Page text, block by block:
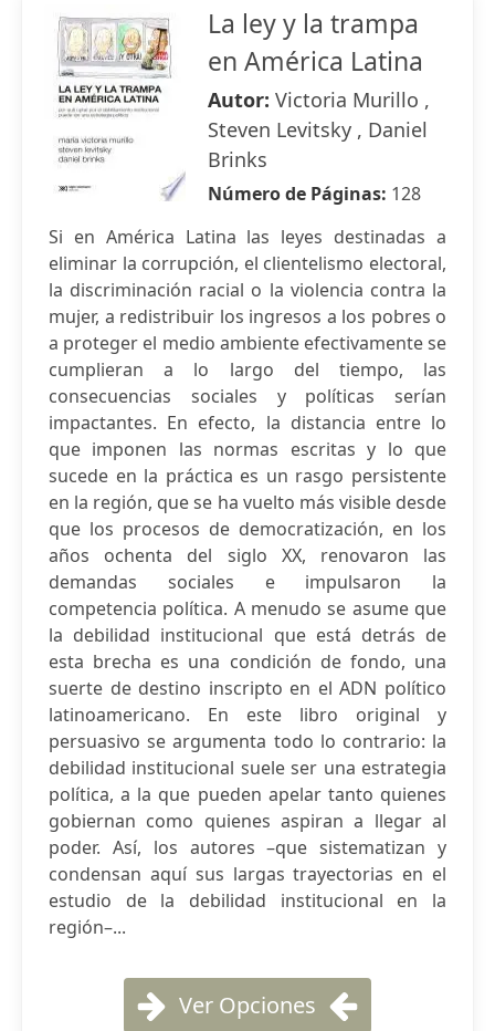
La ley y la trampa
en América Latina
Autor: Victoria Murillo ,
Steven Levitsky , Daniel
Brinks
Número de Páginas: 128
Si en América Latina las leyes destinadas a
eliminar la corrupción, el clientelismo electoral,
la discriminación racial o la violencia contra la
mujer, a redistribuir los ingresos a los pobres o
a proteger el medio ambiente efectivamente se
cumplieran a lo largo del tiempo, las
consecuencias sociales y políticas serían
impactantes. En efecto, la distancia entre lo
que imponen las normas escritas y lo que
sucede en la práctica es un rasgo persistente
en la región, que se ha vuelto más visible desde
que los procesos de democratización, en los
años ochenta del siglo XX, renovaron las
demandas sociales e impulsaron la
competencia política. A menudo se asume que
la debilidad institucional que está detrás de
esta brecha es una condición de fondo, una
suerte de destino inscripto en el ADN político
latinoamericano. En este libro original y
persuasivo se argumenta todo lo contrario: la
debilidad institucional suele ser una estrategia
política, a la que pueden apelar tanto quienes
gobiernan como quienes aspiran a llegar al
poder. Así, los autores –que sistematizan y
condensan aquí sus largas trayectorias en el
estudio de la debilidad institucional en la
región–...
Ver Opciones